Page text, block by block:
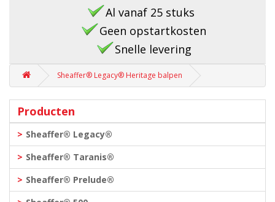
Al vanaf 25 stuks
Geen opstartkosten
Snelle levering
Sheaffer® Legacy® Heritage balpen
Producten
Sheaffer® Legacy®
Sheaffer® Taranis®
Sheaffer® Prelude®